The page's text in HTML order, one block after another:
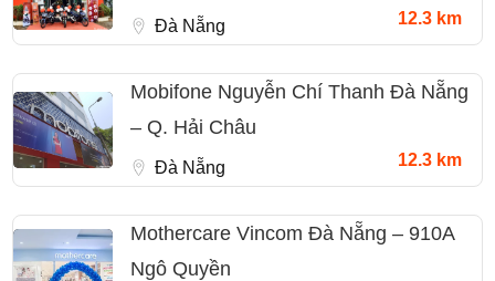
Đà Nẵng 12.3 km
Mobifone Nguyễn Chí Thanh Đà Nẵng
– Q. Hải Châu
Đà Nẵng 12.3 km
Mothercare Vincom Đà Nẵng – 910A
Ngô Quyền